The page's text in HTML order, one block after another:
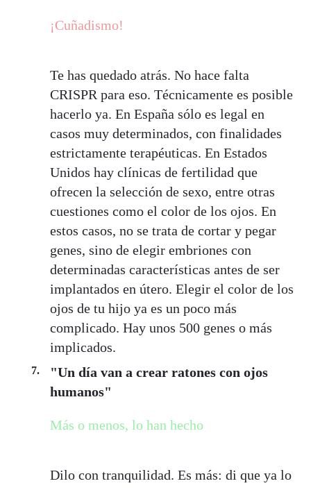
¡Cuñadismo!
Te has quedado atrás. No hace falta
CRISPR para eso. Técnicamente es posible
hacerlo ya. En España sólo es legal en
casos muy determinados, con finalidades
estrictamente terapéuticas. En Estados
Unidos hay clínicas de fertilidad que
ofrecen la selección de sexo, entre otras
cuestiones como el color de los ojos. En
estos casos, no se trata de cortar y pegar
genes, sino de elegir embriones con
determinadas características antes de ser
implantados en útero. Elegir el color de los
ojos de tu hijo ya es un poco más
complicado. Hay unos 500 genes o más
implicados.
"Un día van a crear ratones con ojos
humanos"
Más o menos, lo han hecho
Dilo con tranquilidad. Es más: di que ya lo